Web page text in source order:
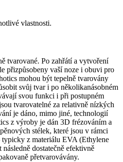
vlastnosti.
tvarované. Po zahřátí a vytvoření
přizpůsobeny vaší noze i obuvi pro
mohou být tepelně tvarovány
svůj tvar i po několikanásobném
svou funkci i při postupném
tvarovatelné za relativně nízkých
je dáno, mimo jiné, technologií
z výroby je dán 3D frézováním a
stélek, které jsou v rámci
z materiálu EVA (Ethylene
dostatečně efektivně
přetvarovávány.